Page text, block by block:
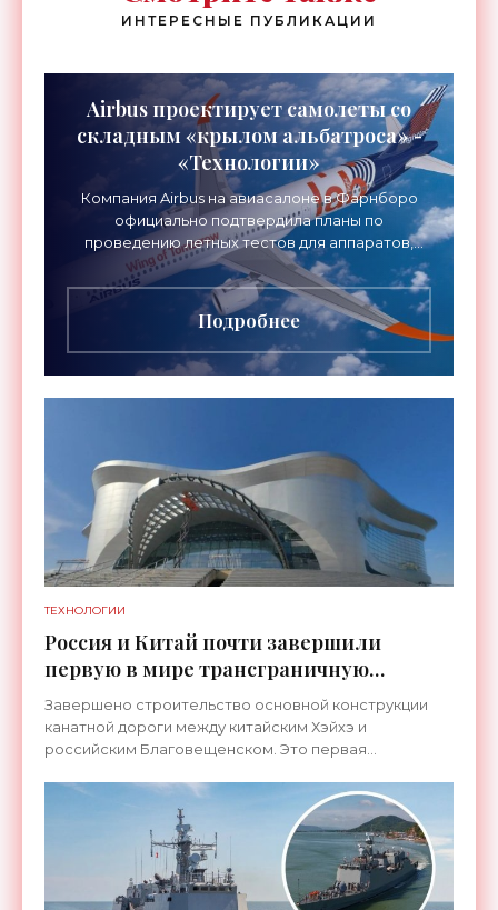
ИНТЕРЕСНЫЕ ПУБЛИКАЦИИ
Airbus проектирует самолеты со
складным «крылом альбатроса» -
«Технологии»
Компания Airbus на авиасалоне в Фарнборо
официально подтвердила планы по
проведению летных тестов для аппаратов,
созданных в рамках нового проекта «Крыло
будущего». Цель разработки
Подробнее
ТЕХНОЛОГИИ
Россия и Китай почти завершили
первую в мире трансграничную
канатную дорогу между двумя
странами - «Технологии»
Завершено строительство основной конструкции
канатной дороги между китайским Хэйхэ и
российским Благовещенском. Это первая
соединит не просто два города, а